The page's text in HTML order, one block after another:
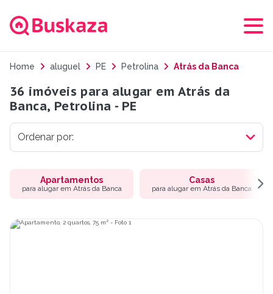
Home aluguel PE Petrolina Atrás da Banca
36 imóveis para alugar em Atrás da
Banca, Petrolina - PE
Apartamentos
para alugar em Atrás da Banca
Casas
para alugar em Atrás da Banca